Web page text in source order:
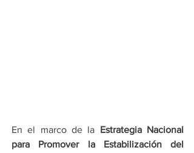
En el marco de la Estrategia Nacional
para Promover la Estabilización del